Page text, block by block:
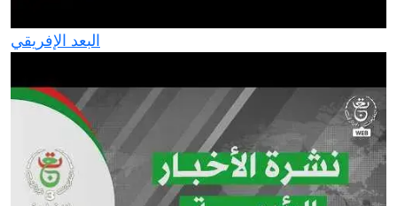
البعد الإفريقي